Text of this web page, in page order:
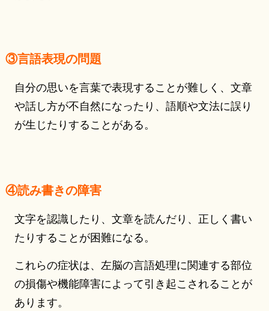
③言語表現の問題
自分の思いを言葉で表現することが難しく、文章
や話し方が不自然になったり、語順や文法に誤り
が生じたりすることがある。
④読み書きの障害
文字を認識したり、文章を読んだり、正しく書い
たりすることが困難になる。
これらの症状は、左脳の言語処理に関連する部位
の損傷や機能障害によって引き起こされることが
あります。